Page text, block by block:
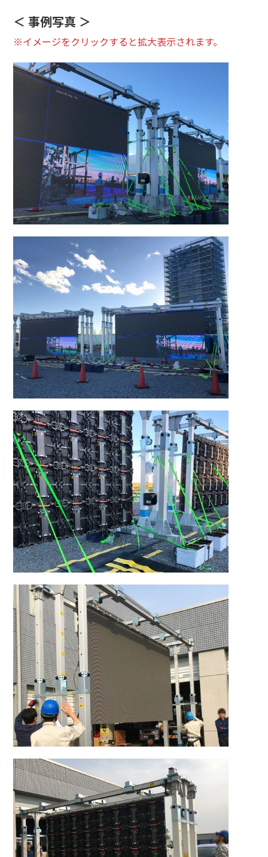
＜ 事例写真 ＞
※イメージをクリックすると拡大表示されます。